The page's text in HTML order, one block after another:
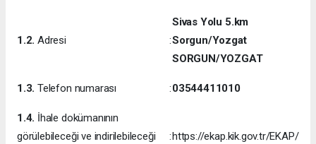
1.2. Adresi :
Sivas Yolu 5.km
Sorgun/Yozgat
SORGUN/YOZGAT
1.3. Telefon numarası :03544411010
1.4. İhale dokümanının
görülebileceği ve indirilebileceği
: https://ekap.kik.gov.tr/EKAP/